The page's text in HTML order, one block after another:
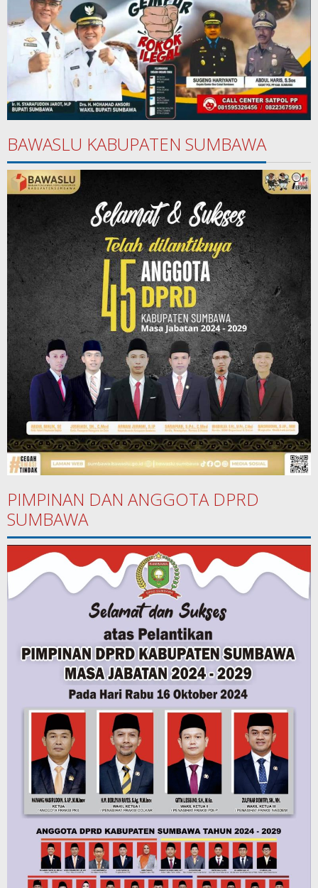
BAWASLU KABUPATEN SUMBAWA
PIMPINAN DAN ANGGOTA DPRD
SUMBAWA